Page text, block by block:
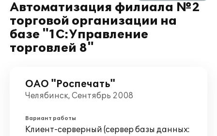
Автоматизация филиала №2
торговой организации на
базе "1С:Управление
торговлей 8"
ОАО "Роспечать"
Челябинск, Сентябрь 2008
Вариант работы
Клиент-серверный (сервер базы данных: